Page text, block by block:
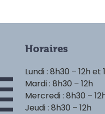
Horaires
Lundi : 8h30 – 12h et
Mardi : 8h30 – 12h
Mercredi : 8h30 –
Jeudi : 8h30 – 12h